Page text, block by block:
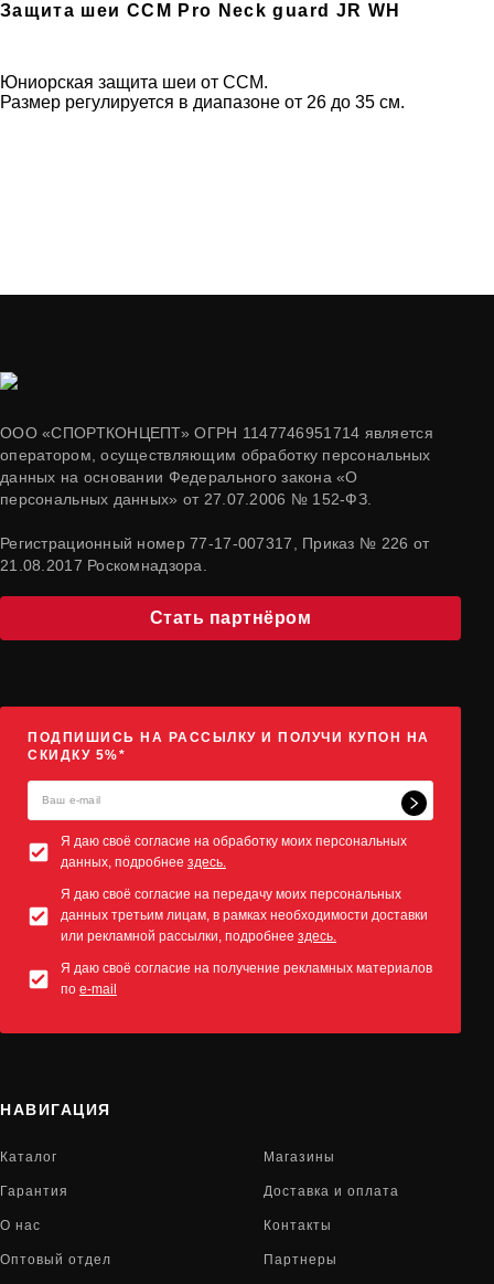
Защита шеи CCM Pro Neck guard JR WH
Юниорская защита шеи от CCM.
Размер регулируется в диапазоне от 26 до 35 см.
ООО «СПОРТКОНЦЕПТ» ОГРН 1147746951714 является
оператором, осуществляющим обработку персональных
данных на основании Федерального закона «О
персональных данных» от 27.07.2006 № 152-ФЗ.
Регистрационный номер 77-17-007317, Приказ № 226 от
21.08.2017 Роскомнадзора.
Стать партнёром
ПОДПИШИСЬ НА РАССЫЛКУ И ПОЛУЧИ КУПОН НА
СКИДКУ 5%*
Я даю своё согласие на обработку моих персональных
данных, подробнее здесь.
Я даю своё согласие на передачу моих персональных
данных третьим лицам, в рамках необходимости доставки
или рекламной рассылки, подробнее здесь.
Я даю своё согласие на получение рекламных материалов
по e-mail
НАВИГАЦИЯ
Каталог Магазины
Гарантия Доставка и оплата
О нас Контакты
Оптовый отдел Партнеры